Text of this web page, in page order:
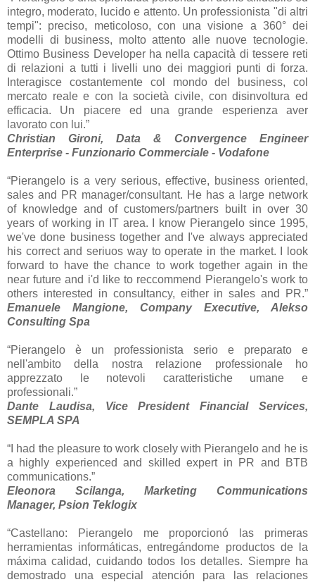
integro, moderato, lucido e attento. Un professionista "di altri
tempi": preciso, meticoloso, con una visione a 360° dei
modelli di business, molto attento alle nuove tecnologie.
Ottimo Business Developer ha nella capacità di tessere reti
di relazioni a tutti i livelli uno dei maggiori punti di forza.
Interagisce costantemente col mondo del business, col
mercato reale e con la società civile, con disinvoltura ed
efficacia. Un piacere ed una grande esperienza aver
lavorato con lui.”
Christian Gironi, Data & Convergence Engineer
Enterprise - Funzionario Commerciale - Vodafone
“Pierangelo is a very serious, effective, business oriented,
sales and PR manager/consultant. He has a large network
of knowledge and of customers/partners built in over 30
years of working in IT area. I know Pierangelo since 1995,
we've done business together and I've always appreciated
his correct and seriuos way to operate in the market. I look
forward to have the chance to work together again in the
near future and i'd like to reccommend Pierangelo's work to
others interested in consultancy, either in sales and PR.”
Emanuele Mangione, Company Executive, Alekso
Consulting Spa
“Pierangelo è un professionista serio e preparato e
nell'ambito della nostra relazione professionale ho
apprezzato le notevoli caratteristiche umane e
professionali.”
Dante Laudisa, Vice President Financial Services,
SEMPLA SPA
“I had the pleasure to work closely with Pierangelo and he is
a highly experienced and skilled expert in PR and BTB
communications.”
Eleonora Scilanga, Marketing Communications
Manager, Psion Teklogix
“Castellano: Pierangelo me proporcionó las primeras
herramientas informáticas, entregándome productos de la
máxima calidad, cuidando todos los detalles. Siempre ha
demostrado una especial atención para las relaciones